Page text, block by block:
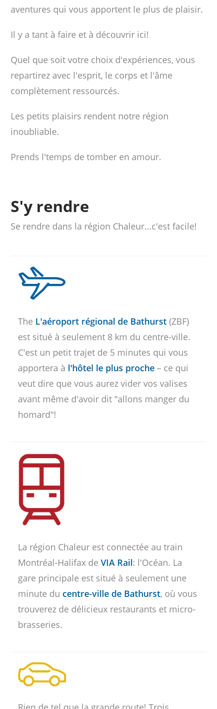
aventures qui vous apportent le plus de plaisir.
Il y a tant à faire et à découvrir ici!
Quel que soit votre choix d'expériences, vous
repartirez avec l'esprit, le corps et l'âme
complètement ressourcés.
Les petits plaisirs rendent notre région
inoubliable.
Prends l'temps de tomber en amour.
S'y rendre
Se rendre dans la région Chaleur...c'est facile!
The L'aéroport régional de Bathurst (ZBF)
est situé à seulement 8 km du centre-ville.
C'est un petit trajet de 5 minutes qui vous
apportera à l'hôtel le plus proche – ce qui
veut dire que vous aurez vider vos valises
avant même d'avoir dit "allons manger du
homard"!
La région Chaleur est connectée au train
Montréal-Halifax deVIA Rail: l'Océan. La
gare principale est situé à seulement une
minute du centre-ville de Bathurst, où vous
trouverez de délicieux restaurants et micro-
brasseries.